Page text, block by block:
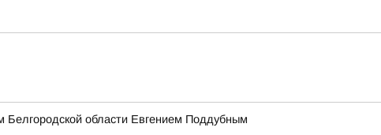
Белгородской области Евгением Поддубным